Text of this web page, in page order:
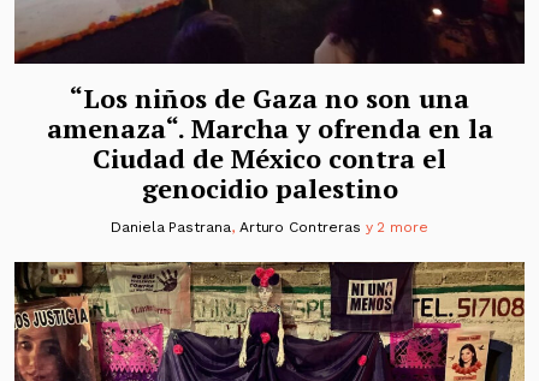
“Los niños de Gaza no son una
amenaza“. Marcha y ofrenda en la
Ciudad de México contra el
genocidio palestino
Daniela Pastrana, Arturo Contreras y 2 more